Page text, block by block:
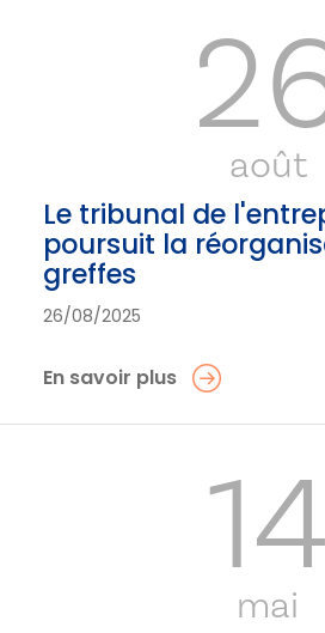
août
Le tribunal de
poursuit la
greffes
26/08/2025
En savoir plus
14
mai